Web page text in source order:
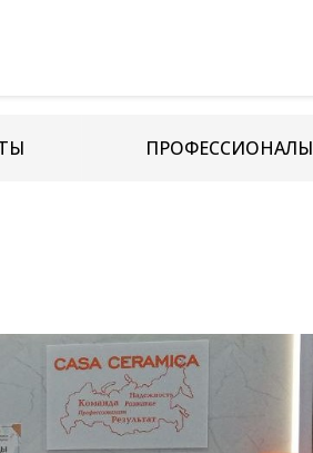
ПРОФЕССИОНАЛЫ